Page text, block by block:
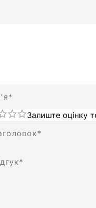
Залиште оцінку